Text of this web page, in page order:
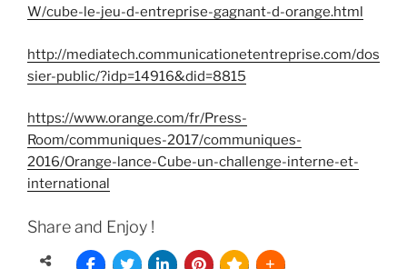
W/cube-le-jeu-d-entreprise-gagnant-d-orange.html
http://mediatech.communicationetentreprise.com/dos
sier-public/?idp=14916&did=8815
https://www.orange.com/fr/Press-
Room/communiques-2017/communiques-
2016/Orange-lance-Cube-un-challenge-interne-et-
international
Share and Enjoy !